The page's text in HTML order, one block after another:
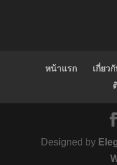
หน้าแรก เกี่ยว
Designed by